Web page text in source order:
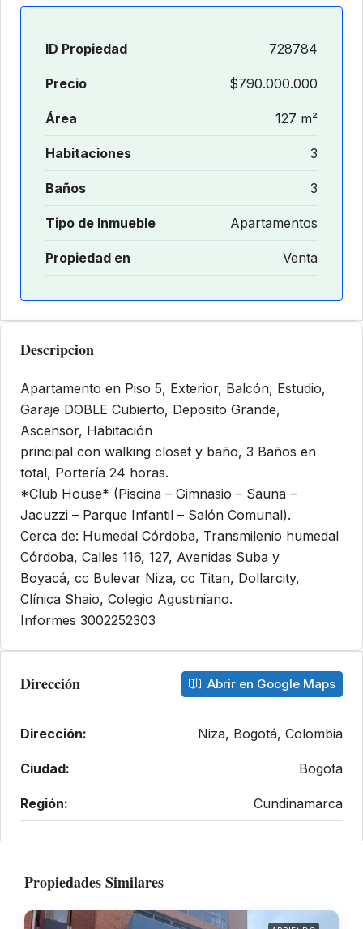
ID Propiedad 728784
Precio $790.000.000
Área 127 m²
Habitaciones 3
Baños 3
Tipo de Inmueble Apartamentos
Propiedad en Venta
Descripcion
Apartamento en Piso 5, Exterior, Balcón, Estudio,
Garaje DOBLE Cubierto, Deposito Grande,
Ascensor, Habitación
principal con walking closet y baño, 3 Baños en
total, Portería 24 horas.
*Club House* (Piscina – Gimnasio – Sauna –
Jacuzzi – Parque Infantil – Salón Comunal).
Cerca de: Humedal Córdoba, Transmilenio humedal
Córdoba, Calles 116, 127, Avenidas Suba y
Boyacá, cc Bulevar Niza, cc Titan, Dollarcity,
Clínica Shaio, Colegio Agustiniano.
Informes 3002252303
Dirección Abrir en Google Maps
Dirección: Niza, Bogotá, Colombia
Ciudad: Bogota
Región: Cundinamarca
Propiedades Similares